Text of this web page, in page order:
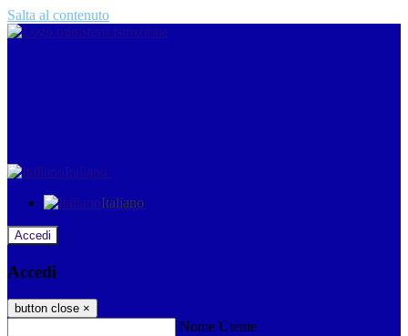
Salta al contenuto
Italiano
Italiano
Accedi
Accedi
button close ×
Nome Utente